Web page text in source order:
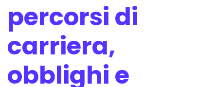
percorsi di
carriera,
obblighi e